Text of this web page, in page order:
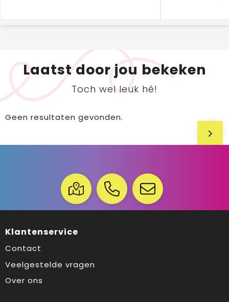
Laatst door jou bekeken
Toch wel leuk hé!
Geen resultaten gevonden.
Klantenservice
Contact
Veelgestelde vragen
Over ons